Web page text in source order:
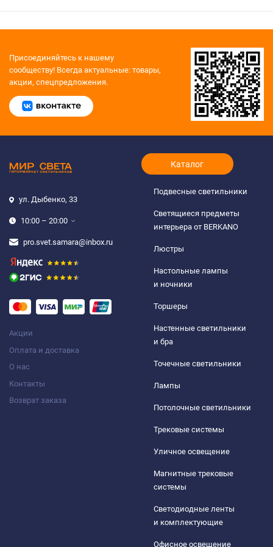
Присоединяйтесь к нашему
сообществу! Всегда актуальные: товары,
акции, спецпредложения.
ул. Дыбенко, 33
10:00 – 20:00
pro.svet.samara@inbox.ru
Акции
Оплата и доставка
О нас
Контакты
Возврат заказа
Каталог
Подвесные светильники
Светящиеся предметы
интерьера от BERKANO
Люстры
Настольные лампы
и ночники
Торшеры
Настенные светильники
и бра
Точечные светильники
Лампы
Потолочные светильники
Трековые системы
Уличное освещение
Магнитные трековые
системы
Светодиодные ленты
и комплектующие
Офисное освещение